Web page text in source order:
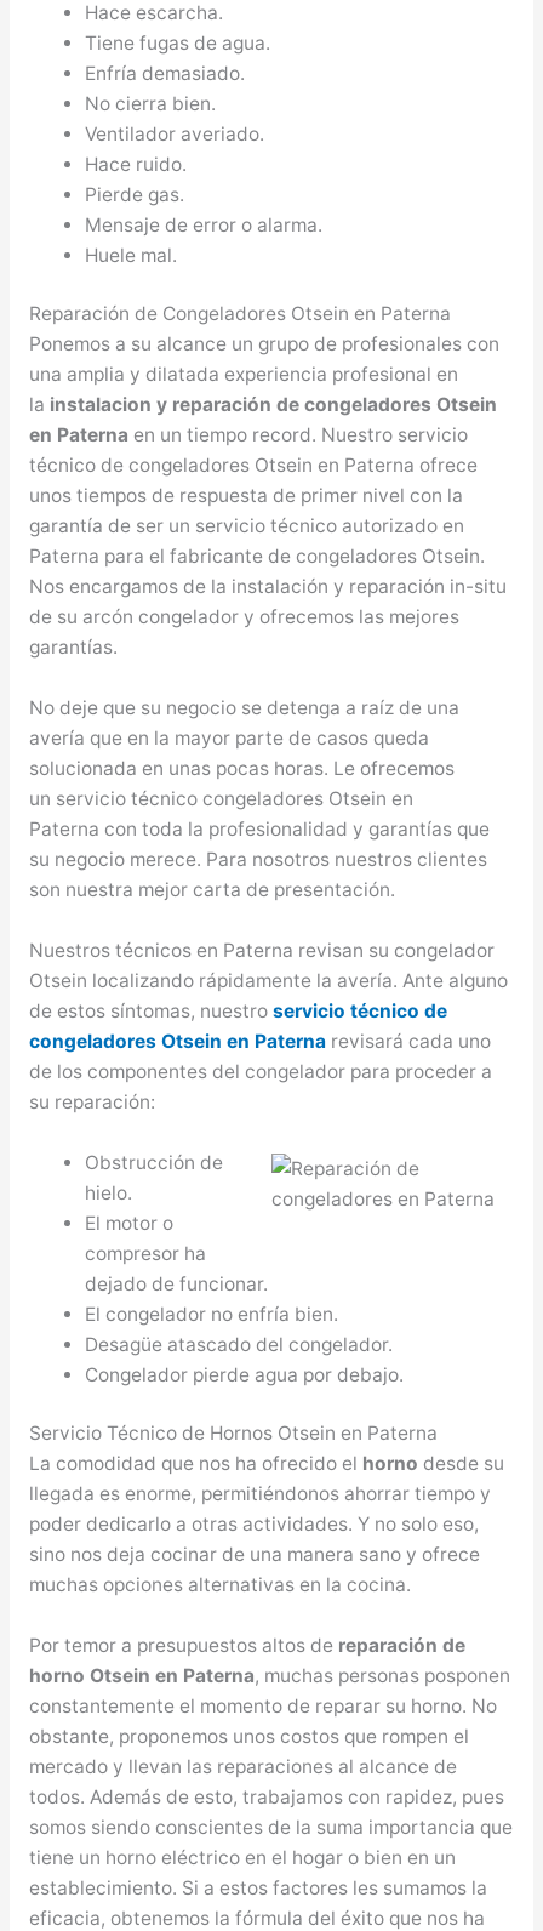
Hace escarcha.
Tiene fugas de agua.
Enfría demasiado.
No cierra bien.
Ventilador averiado.
Hace ruido.
Pierde gas.
Mensaje de error o alarma.
Huele mal.
Reparación de Congeladores Otsein en Paterna
Ponemos a su alcance un grupo de profesionales con
una amplia y dilatada experiencia profesional en
la instalacion y reparación de congeladores Otsein
en Paterna en un tiempo record. Nuestro servicio
técnico de congeladores Otsein en Paterna ofrece
unos tiempos de respuesta de primer nivel con la
garantía de ser un servicio técnico autorizado en
Paterna para el fabricante de congeladores Otsein.
Nos encargamos de la instalación y reparación in-situ
de su arcón congelador y ofrecemos las mejores
garantías.
No deje que su negocio se detenga a raíz de una
avería que en la mayor parte de casos queda
solucionada en unas pocas horas. Le ofrecemos
un servicio técnico congeladores Otsein en
Paterna con toda la profesionalidad y garantías que
su negocio merece. Para nosotros nuestros clientes
son nuestra mejor carta de presentación.
Nuestros técnicos en Paterna revisan su congelador
Otsein localizando rápidamente la avería. Ante alguno
de estos síntomas, nuestro servicio técnico de
congeladores Otsein en Paternarevisará cada uno
de los componentes del congelador para proceder a
su reparación:
Obstrucción de
hielo.
El motor o
compresor ha
dejado de funcionar.
El congelador no enfría bien.
Desagüe atascado del congelador.
Congelador pierde agua por debajo.
Servicio Técnico de Hornos Otsein en Paterna
La comodidad que nos ha ofrecido el horno desde su
llegada es enorme, permitiéndonos ahorrar tiempo y
poder dedicarlo a otras actividades. Y no solo eso,
sino nos deja cocinar de una manera sano y ofrece
muchas opciones alternativas en la cocina.
Por temor a presupuestos altos de reparación de
horno Otsein en Paterna, muchas personas posponen
constantemente el momento de reparar su horno. No
obstante, proponemos unos costos que rompen el
mercado y llevan las reparaciones al alcance de
todos. Además de esto, trabajamos con rapidez, pues
somos siendo conscientes de la suma importancia que
tiene un horno eléctrico en el hogar o bien en un
establecimiento. Si a estos factores les sumamos la
eficacia, obtenemos la fórmula del éxito que nos ha